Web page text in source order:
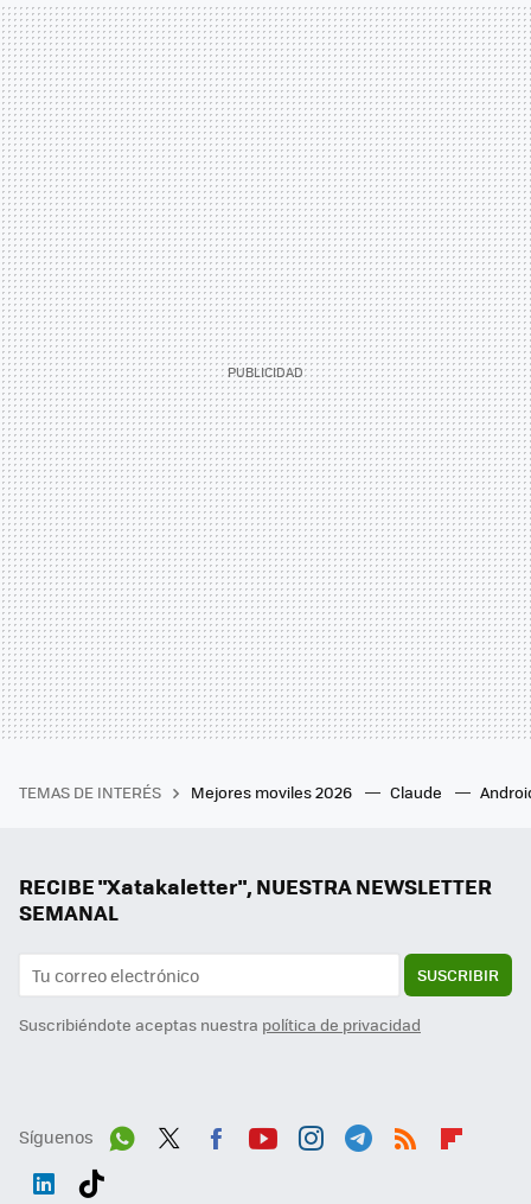
TEMAS DE INTERÉS Mejores moviles 2026 Claude
RECIBE "Xatakaletter", NUESTRA NEWSLETTER
SEMANAL
SUSCRIBIR
Suscribiéndote aceptas nuestra política de privacidad
Síguenos